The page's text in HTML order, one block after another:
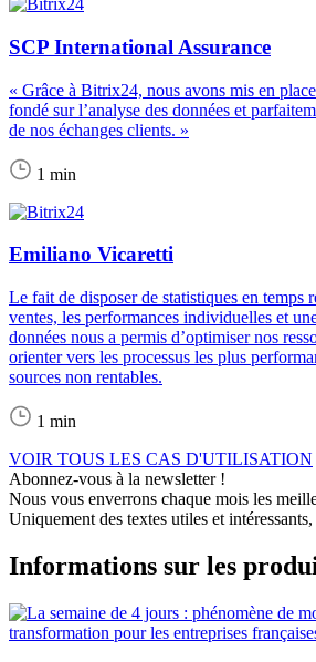
SCP International Assurance
« Grâce à Bitrix24, nous avons mis en
fondé sur l’analyse des données et
de nos échanges clients. »
1 min
Emiliano Vicaretti
Le fait de disposer de statistiques en temps
ventes, les performances individuelles et
données nous a permis d’optimiser nos
orienter vers les processus les plus
sources non rentables.
1 min
VOIR TOUS LES CAS D'UTILISATION
Abonnez-vous à la newsletter !
Nous vous enverrons chaque mois les
Uniquement des textes utiles et intéressants,
Informations sur les